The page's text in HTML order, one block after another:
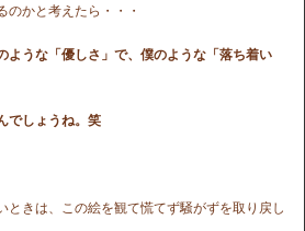
のかと考えたら・・・
ような「優しさ」で、僕のような「落ち着い
でしょうね。笑
ときは、この絵を観て慌てず騒がずを取り戻し